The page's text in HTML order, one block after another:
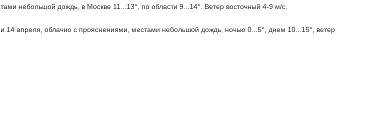
небольшой дождь, в Москве 11...13°, по области 9...14°. Ветер восточный 4-9 м/с.
14 апреля, облачно с прояснениями, местами небольшой дождь, ночью 0...5°, днем 10...15°, ветер